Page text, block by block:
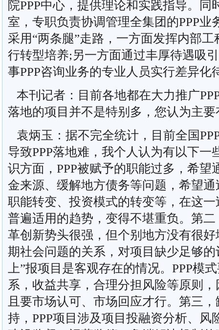
院PPP中心，提供理论和实践指导。同
室，专职负责协调管理全集团的PPP业
采用“两条腿”走路，一方面发挥内部
行转型培养;另一方面通过丰厚待遇吸
事PPP咨询业务的专业人员实行差异化
本刊记者：目前各地都在大力推广
落地的项目并不是特别多，您认为主
袁炳玉：据不完全统计，目前全国
导致PPP落地难，我个人认为有以下一
识方面，PPP被赋予的职能过多，希望
金来源、缓解地方债务等问题，希望通
职能转变、投资模式的转变等，在这一
普遍适用的趋势，变得不堪重负。第
革创新势头很强，但个别地方没有很
期社会问题的关系，对项目缺少足够
上”报项目是客观存在的情况。PPP模
系，收益共享，合理分担风险等原则
且要市场认可、市场回应才行。第三
持，PPP项目涉及项目投融资分析、风